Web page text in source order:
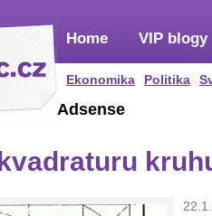
Home
Ekonomika Politika
VIP blogy
Adsense